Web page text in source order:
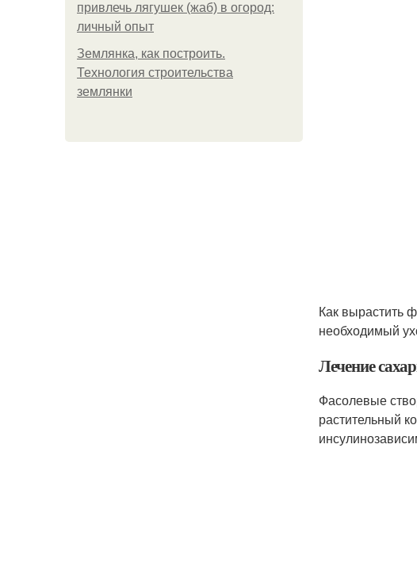
привлечь лягушек (жаб) в огород:
личный опыт
Землянка, как построить.
Технология строительства
землянки
Как вырастить
необходимый
Лечение
Фасолевые
растительный